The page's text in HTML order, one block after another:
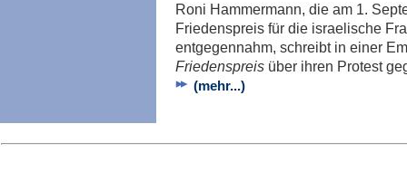
Roni Hammermann, die am 1.
Friedenspreis für die israelische
entgegennahm, schreibt in einer
Friedenspreis über ihren Protest
(mehr...)